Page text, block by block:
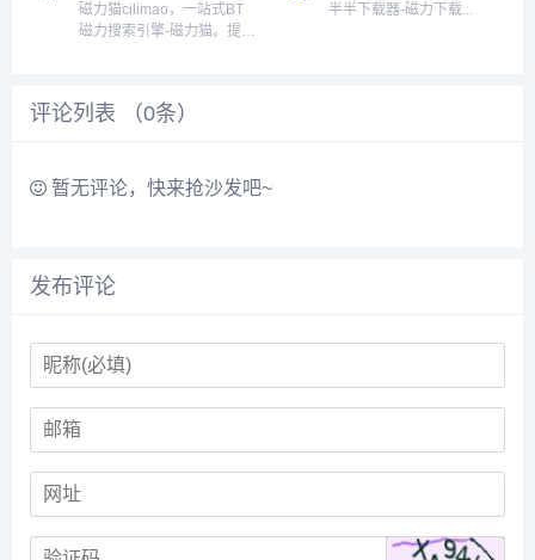
磁力猫cilimao，一站式BT
磁力搜索引擎-磁力猫。提供
验吧~...
半半下载器-磁力下载...
评论列表 （0条）
暂无评论，快来抢沙发吧~
发布评论